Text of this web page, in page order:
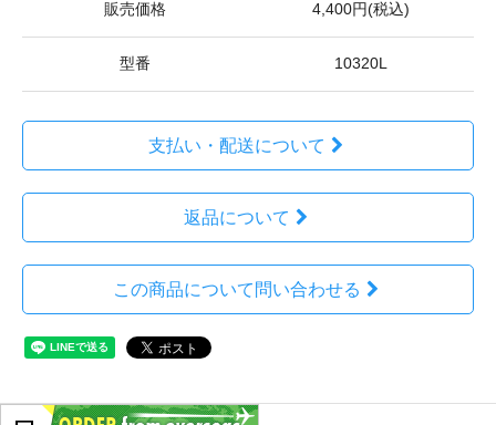
販売価格 4,400円(税込)
型番 10320L
支払い・配送について
返品について
この商品について問い合わせる